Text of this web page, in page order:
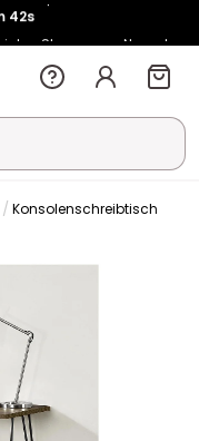
Shop, neuer Name!
Konsolenschreibtisch